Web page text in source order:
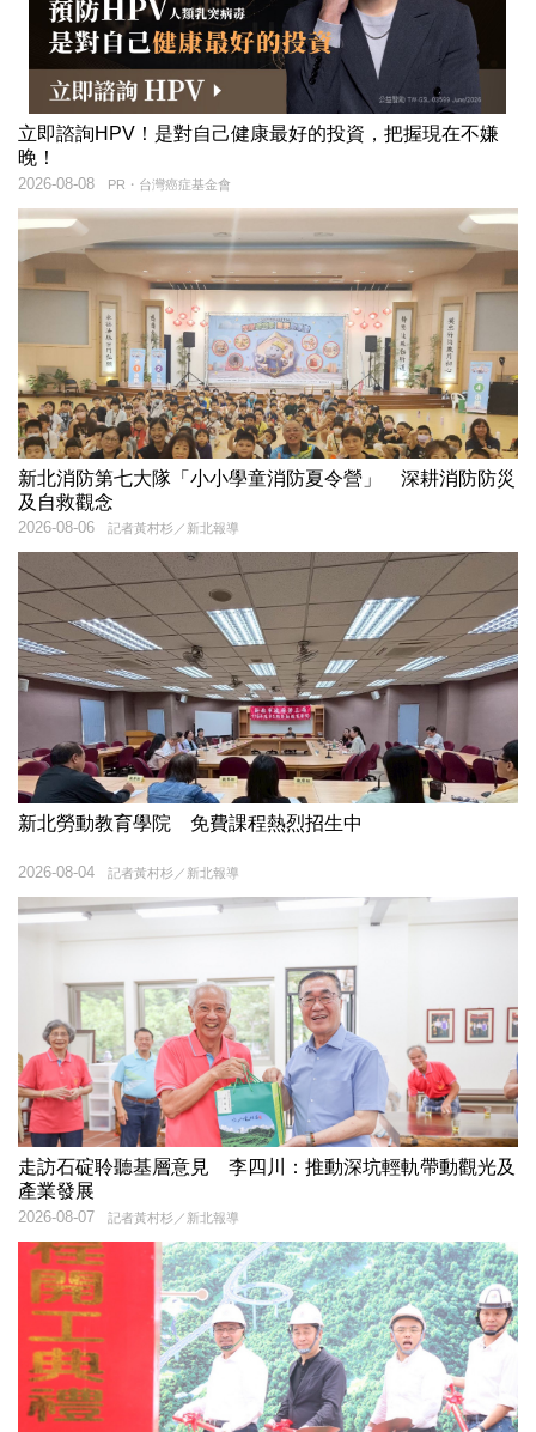
立即諮詢HPV！是對自己健康最好的投資，把握現在不嫌
晚！
PR・台灣癌症基金會
2026-08-08
新北消防第七大隊「小小學童消防夏令營」 深耕消防防災
及自救觀念
記者黃村杉／新北報導
2026-08-06
新北勞動教育學院 免費課程熱烈招生中
記者黃村杉／新北報導
2026-08-04
走訪石碇聆聽基層意見 李四川：推動深坑輕軌帶動觀光及
產業發展
記者黃村杉／新北報導
2026-08-07